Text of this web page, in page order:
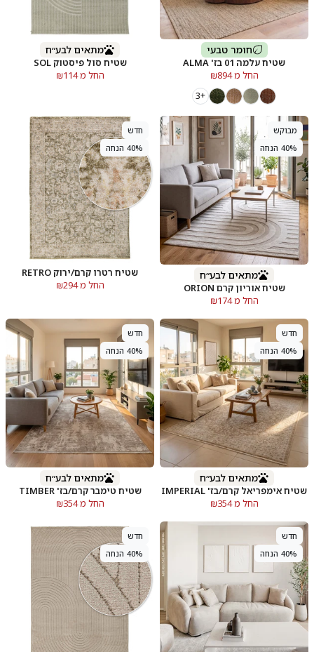
חומר טבעי
שטיח עלמה 01 בז' ALMA
החל מ ₪894
+3
מתאים לבע״ח
שטיח סול פיסטוק SOL
החל מ ₪114
מבוקש
40% הנחה
מתאים לבע״ח
שטיח אוריון קרם ORION
החל מ ₪174
חדש
40% הנחה
שטיח רטרו קרם/ירוק RETRO
החל מ ₪294
חדש
40% הנחה
מתאים לבע״ח
שטיח אימפריאל קרם/בז' IMPERIAL
החל מ ₪354
חדש
40% הנחה
מתאים לבע״ח
שטיח טימבר קרם/בז' TIMBER
החל מ ₪354
חדש
40% הנחה
חדש
40% הנחה